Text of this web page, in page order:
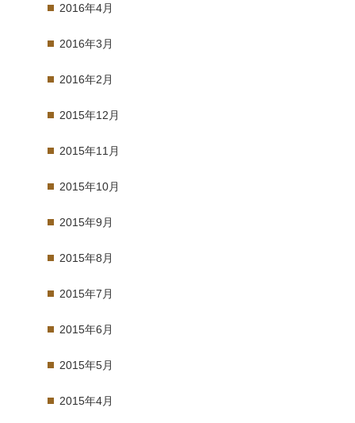
2016年4月
2016年3月
2016年2月
2015年12月
2015年11月
2015年10月
2015年9月
2015年8月
2015年7月
2015年6月
2015年5月
2015年4月